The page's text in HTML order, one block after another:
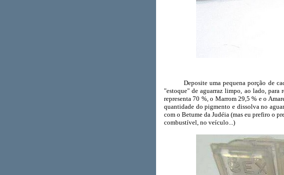
Deposite uma pequena porção de cada
"estoque" de aguarraz limpo, ao lado, para
representa 70 %, o Marrom 29,5 % e o
quantidade do pigmento e dissolva no
com o Betume da Judéia (mas eu prefiro o
combustível, no veículo...)